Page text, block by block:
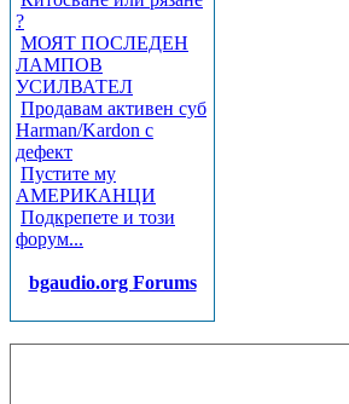
?
МОЯТ ПОСЛЕДЕН
ЛАМПОВ
УСИЛВАТЕЛ
Продавам активен суб
Harman/Kardon с
дефект
Пустите му
АМЕРИКАНЦИ
Подкрепете и този
форум...
bgaudio.org Forums